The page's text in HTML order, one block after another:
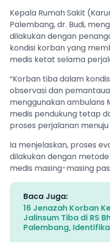
Kepala Rumah Sakit
Palembang, dr. Budi,
dilakukan dengan
kondisi korban yang
medis ketat selama
“Korban tiba dalam
observasi dan
menggunakan ambulans
medis pendukung tetap
proses perjalanan menuju
Ia menjelaskan, proses
dilakukan dengan
medis masing-masing
Baca Juga:
16 Jenazah Korban
Jalinsum Tiba di RS
Palembang,